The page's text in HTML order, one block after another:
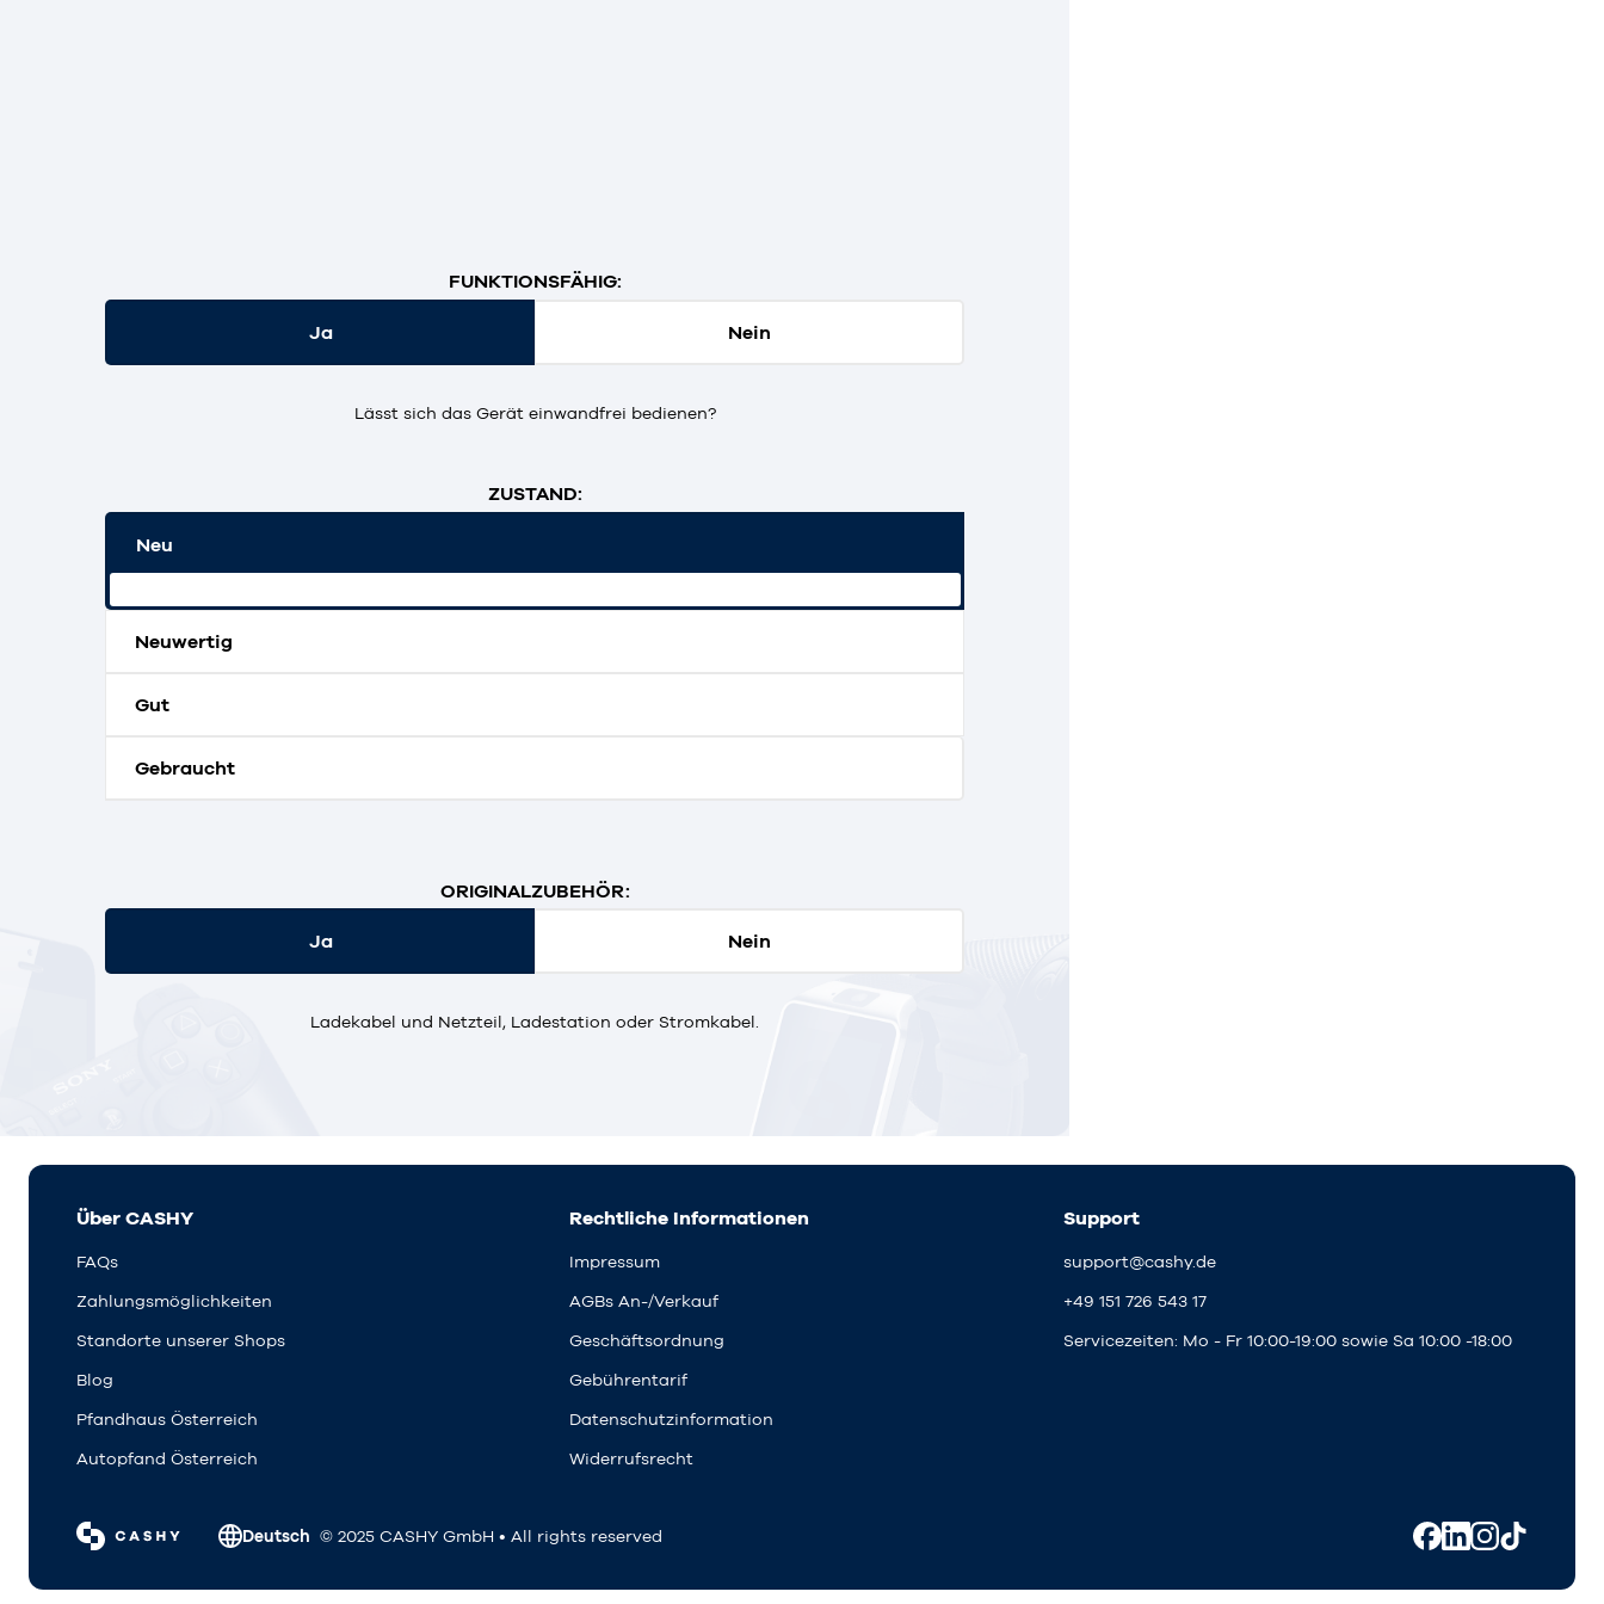
FUNKTIONSFÄHIG:
Ja Nein
Lässt sich das Gerät einwandfrei bedienen?
ZUSTAND:
Neu
Neuwertig
Gut
Gebraucht
ORIGINALZUBEHÖR:
Ja Nein
Ladekabel und Netzteil, Ladestation oder Stromkabel.
Über CASHY
FAQs
Zahlungsmöglichkeiten
Standorte unserer Shops
Blog
Pfandhaus Österreich
Autopfand Österreich
Rechtliche Informationen
Impressum
AGBs An-/Verkauf
Geschäftsordnung
Gebührentarif
Datenschutzinformation
Widerrufsrecht
Support
support@cashy.de
+49 151 726 543 17
Servicezeiten: Mo - Fr 10:00-19:00 sowie Sa 10:00 -18:00
Deutsch © 2025 CASHY GmbH • All rights reserved